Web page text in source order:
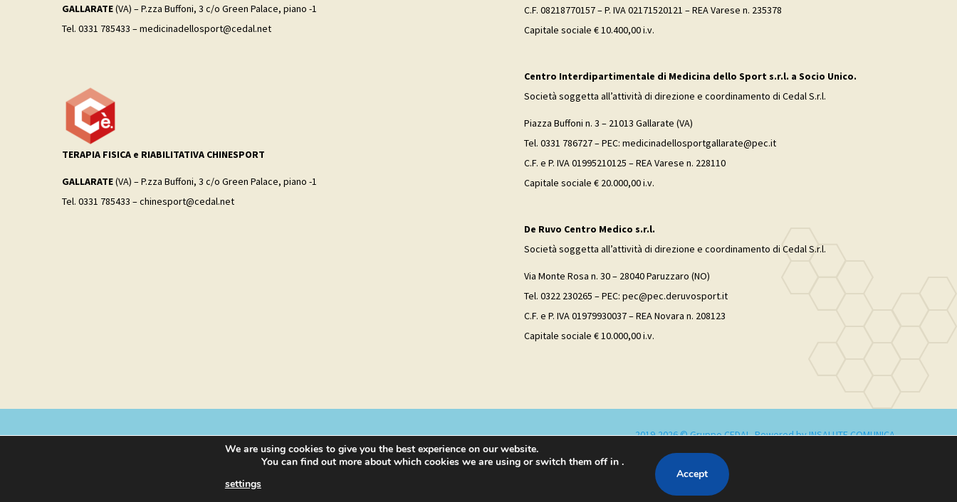
GALLARATE(VA) – P.zza Buffoni, 3 c/o Green Palace, piano -1
Tel. 0331 785433 – medicinadellosport@cedal.net
TERAPIA FISICA e RIABILITATIVA CHINESPORT
GALLARATE(VA) – P.zza Buffoni, 3 c/o Green Palace, piano -1
Tel. 0331 785433 – chinesport@cedal.net
C.F. 08218770157 – P. IVA 02171520121 – REA Varese n. 235378
Capitale sociale € 10.400,00 i.v.
Centro Interdipartimentale di Medicina dello Sport s.r.l. a Socio Unico.
Società soggetta all’attività di direzione e coordinamento di Cedal S.r.l.
Piazza Buffoni n. 3 – 21013 Gallarate (VA)
Tel. 0331 786727 – PEC: medicinadellosportgallarate@pec.it
C.F. e P. IVA 01995210125 – REA Varese n. 228110
Capitale sociale € 20.000,00 i.v.
De Ruvo Centro Medico s.r.l.
Società soggetta all’attività di direzione e coordinamento di Cedal S.r.l.
Via Monte Rosa n. 30 – 28040 Paruzzaro (NO)
Tel. 0322 230265 – PEC: pec@pec.deruvosport.it
C.F. e P. IVA 01979930037 – REA Novara n. 208123
Capitale sociale € 10.000,00 i.v.
2019-2026 © Gruppo CEDAL. Powered by INSALUTE COMUNICA
We are using cookies to give you the best experience on our website.
You can find out more about which cookies we are using or switch them off in
settings
.
Accept